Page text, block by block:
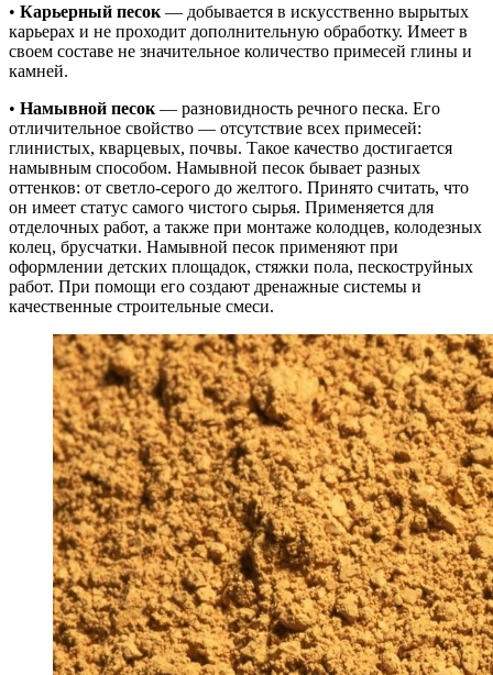
• Карьерный песок — добывается в искусственно вырытых
карьерах и не проходит дополнительную обработку. Имеет в
своем составе не значительное количество примесей глины и
камней.
• Намывной песок — разновидность речного песка. Его
отличительное свойство — отсутствие всех примесей:
глинистых, кварцевых, почвы. Такое качество достигается
намывным способом. Намывной песок бывает разных
оттенков: от светло-серого до желтого. Принято считать, что
он имеет статус самого чистого сырья. Применяется для
отделочных работ, а также при монтаже колодцев, колодезных
колец, брусчатки. Намывной песок применяют при
оформлении детских площадок, стяжки пола, пескоструйных
работ. При помощи его создают дренажные системы и
качественные строительные смеси.